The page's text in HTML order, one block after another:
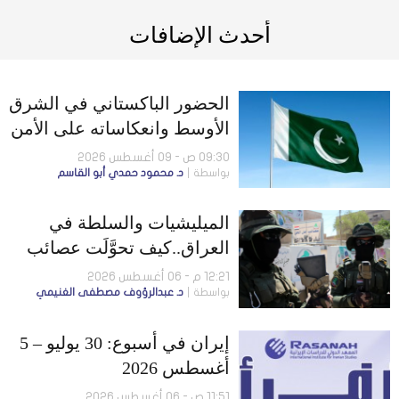
أحدث الإضافات
الحضور الباكستاني في الشرق
الأوسط وانعكاساته على الأمن
الإقليمي
09:30 ص - 09 أغسطس 2026
بواسطة د. محمود حمدي أبو القاسم
الميليشيات والسلطة في
العراق..كيف تحوَّلَت عصائب
أهل الحق إلى لاعب سياسي
مؤثر؟
12:21 م - 06 أغسطس 2026
بواسطة د. عبدالرؤوف مصطفى الغنيمي
إيران في أسبوع: 30 يوليو – 5
أغسطس 2026